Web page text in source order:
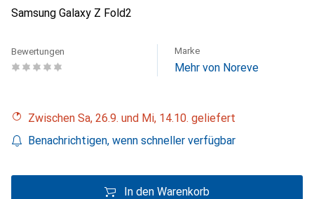
Samsung Galaxy Z Fold2
Bewertungen Marke
Mehr von Noreve
Zwischen Sa, 26.9. und Mi, 14.10. geliefert
Benachrichtigen, wenn schneller verfügbar
In den Warenkorb